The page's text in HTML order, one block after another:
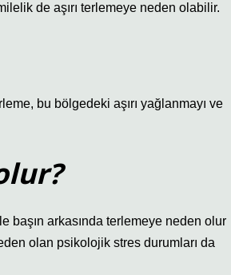
de aşırı terlemeye neden olabilir.
bu bölgedeki aşırı yağlanmayı ve
başın arkasında terlemeye neden olur
olan psikolojik stres durumları da